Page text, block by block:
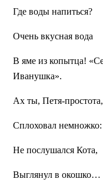
Где воды напиться?
Очень вкусная вода
В яме из копытца!
Иванушка».
Ах ты, Петя-простота,
Сплоховал немножко:
Не послушался Кота,
Выглянул в окошко…